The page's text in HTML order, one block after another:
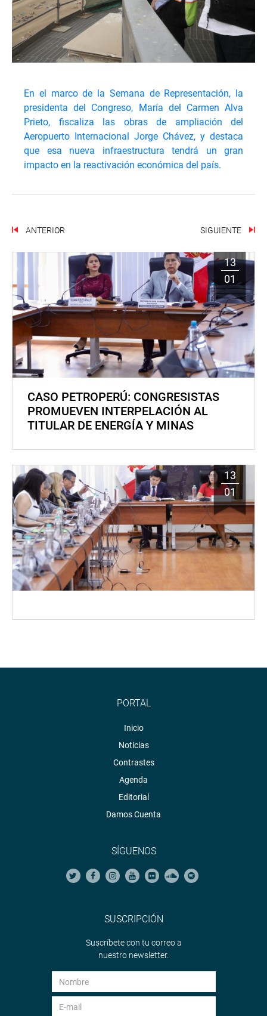
En el marco de la Semana de Representación, la
presidenta del Congreso, María del Carmen Alva
Prieto, fiscaliza las obras de ampliación del
Aeropuerto Internacional Jorge Chávez, y destaca
que esa nueva infraestructura tendrá un gran
impacto en la reactivación económica del país.
ANTERIOR SIGUIENTE
13
01
CASO PETROPERÚ: CONGRESISTAS
PROMUEVEN INTERPELACIÓN AL
TITULAR DE ENERGÍA Y MINAS
13
01
PORTAL
Inicio
Noticias
Contrastes
Agenda
Editorial
Damos Cuenta
SÍGUENOS
SUSCRIPCIÓN
Suscríbete con tu correo a
nuestro newsletter.